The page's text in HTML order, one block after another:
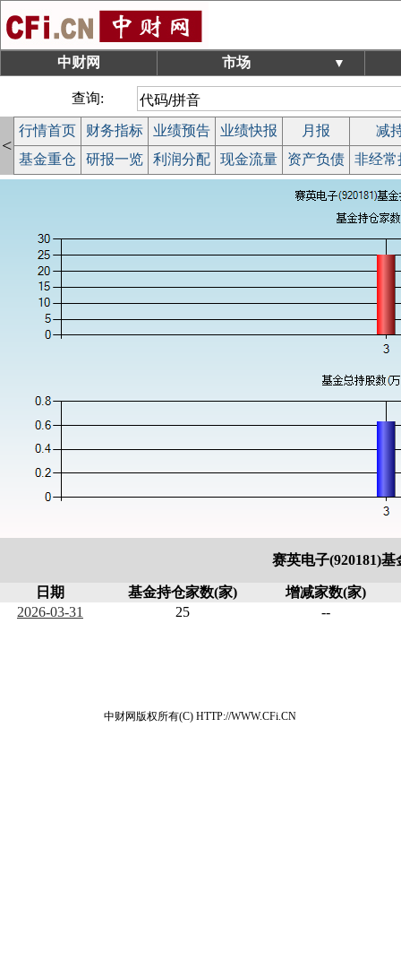
中财网 市场 ▼
查询:
<
行情首页 财务指标 业绩预告 业绩快报 月报
减
基金重仓
研报一览 利润分配 现金流量 资产负债 非经常
赛英电子(920181)
日期 基金持仓家数(家)
增减家数(家)
2026-03-31
25 --
中财网版权所有(C) HTTP://WWW.CFi.CN